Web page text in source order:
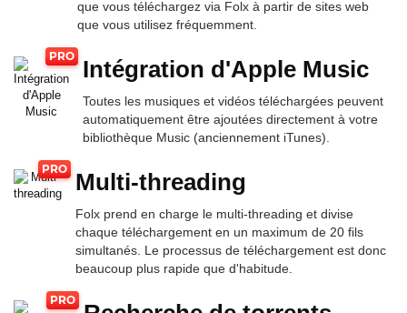
que vous téléchargez via Folx à partir de sites web
que vous utilisez fréquemment.
Intégration d'Apple Music
Toutes les musiques et vidéos téléchargées peuvent
automatiquement être ajoutées directement à votre
bibliothèque Music (anciennement iTunes).
Multi-threading
Folx prend en charge le multi-threading et divise
chaque téléchargement en un maximum de 20 fils
simultanés. Le processus de téléchargement est donc
beaucoup plus rapide que d'habitude.